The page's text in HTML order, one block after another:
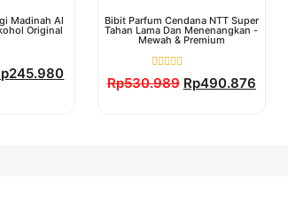
Madinah Al
Original
245.980
Bibit Parfum Cendana NTT Super
Tahan Lama Dan Menenangkan -
Mewah & Premium
Dinilai
0
Rp530.989 Rp490.876